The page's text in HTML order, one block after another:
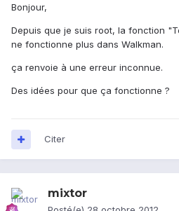
Bonjour,
Depuis que je suis root, la fonction
ne fonctionne plus dans Walkman.
ça renvoie à une erreur inconnue.
Des idées pour que ça fonctionne ?
Citer
mixtor